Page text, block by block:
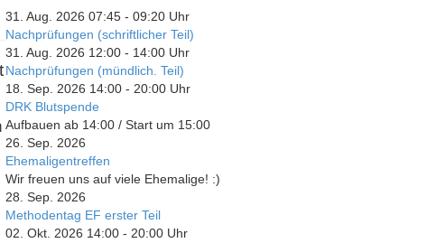
31. Aug. 2026 07:45 - 09:20 Uhr
Nachprüfungen (schriftlicher Teil)
31. Aug. 2026 12:00 - 14:00 Uhr
Nachprüfungen (mündlich. Teil)
18. Sep. 2026 14:00 - 20:00 Uhr
DRK Blutspende
Aufbauen ab 14:00 / Start um 15:00
26. Sep. 2026
Ehemaligentreffen
Wir freuen uns auf viele Ehemalige! :)
28. Sep. 2026
Methodentag EF erster Teil
02. Okt. 2026 14:00 - 20:00 Uhr